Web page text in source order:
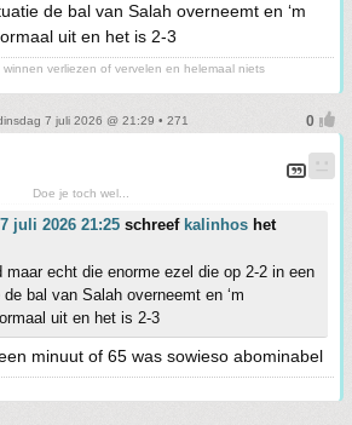
de bal van Salah overneemt en ‘m
uit en het is 2-3
verliezen of vervelen en helemaal niets
7 juli 2026 @ 21:29 • 271
Doe je toch wel...
juli 2026 21:25 schreef kalinhos het
maar echt die enorme ezel die op 2-2 in een
bal van Salah overneemt en ‘m
uit en het is 2-3
minuut of 65 was sowieso abominabel